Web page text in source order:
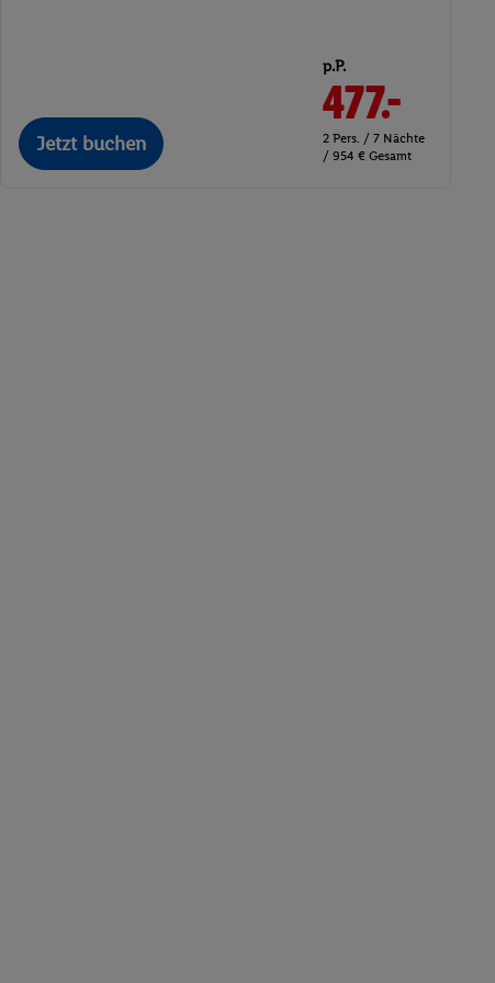
Jetzt buchen
p.P.
477.-
2 Pers. / 7 Nächte
/ 954 € Gesamt